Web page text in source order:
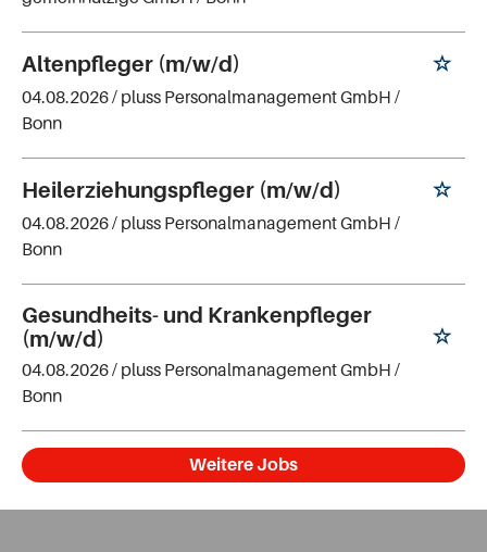
Altenpfleger (m/w/d)
04.08.2026 / pluss Personalmanagement GmbH /
Bonn
Heilerziehungspfleger (m/w/d)
04.08.2026 / pluss Personalmanagement GmbH /
Bonn
Gesundheits- und Krankenpfleger
(m/w/d)
04.08.2026 / pluss Personalmanagement GmbH /
Bonn
Weitere Jobs